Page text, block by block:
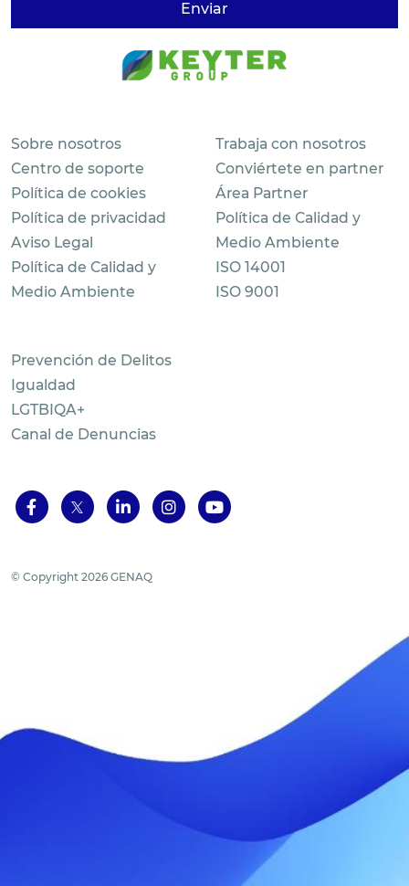
Sobre nosotros
Centro de soporte
Política de cookies
Política de privacidad
Aviso Legal
Política de Calidad y
Medio Ambiente
Trabaja con nosotros
Conviértete en partner
Área Partner
Política de Calidad y
Medio Ambiente
ISO 14001
ISO 9001
Prevención de Delitos
Igualdad
LGTBIQA+
Canal de Denuncias
© Copyright 2026 GENAQ